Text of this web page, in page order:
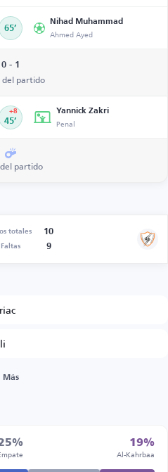
65’
Nihad Muhammad
Ahmed Ayed
0 - 1
partido
45’
+8 Yannick Zakri
Penal
partido
totales
10
Faltas 9
Más
19%
Al-Kahrbaa